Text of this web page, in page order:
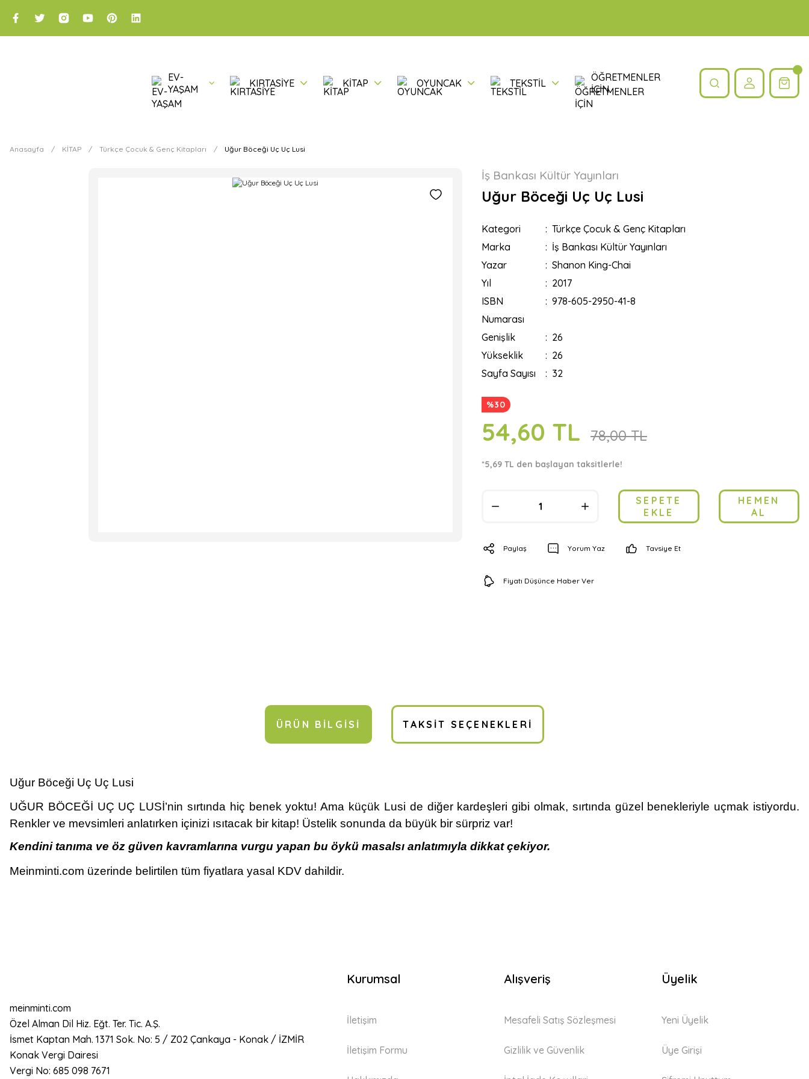
EV-
YAŞAM
KIRTASİYE KİTAP OYUNCAK TEKSTİL
ÖĞRETMENLER
İÇİN
Anasayfa KİTAP Türkçe Çocuk & Genç Kitapları Uğur Böceği Uç Uç Lusi
İş Bankası Kültür Yayınları
Uğur Böceği Uç Uç Lusi
Kategori
Türkçe Çocuk & Genç Kitapları
Marka
İş Bankası Kültür Yayınları
Yazar
Shanon King-Chai
Yıl
2017
ISBN
Numarası
978-605-2950-41-8
Genişlik
26
Yükseklik
26
Sayfa Sayısı
32
%30
54,60 TL 78,00 TL
*5,69 TL den başlayan taksitlerle!
SEPETE
EKLE
HEMEN
AL
Paylaş Yorum Yaz Tavsiye Et
Fiyatı Düşünce Haber Ver
ÜRÜN BILGISI TAKSIT SEÇENEKLERI
Uğur Böceği Uç Uç Lusi
UĞUR BÖCEĞİ UÇ UÇ LUSİ’nin sırtında hiç benek yoktu! Ama küçük Lusi de diğer kardeşleri gibi olmak, sırtında güzel benekleriyle uçmak istiyordu.
Renkler ve mevsimleri anlatırken içinizi ısıtacak bir kitap! Üstelik sonunda da büyük bir sürpriz var!
Kendini tanıma ve öz güven kavramlarına vurgu yapan bu öykü masalsı anlatımıyla dikkat çekiyor.
Meinminti.com üzerinde belirtilen tüm fiyatlara yasal KDV dahildir.
meinminti.com
Özel Alman Dil Hiz. Eğt. Ter. Tic. A.Ş.
İsmet Kaptan Mah. 1371 Sok. No: 5 / Z02 Çankaya - Konak / İZMİR
Konak Vergi Dairesi
Vergi No: 685 098 7671
Kurumsal
İletişim
İletişim Formu
Alışveriş
Mesafeli Satış Sözleşmesi
Gizlilik ve Güvenlik
Üyelik
Yeni Üyelik
Üye Girişi